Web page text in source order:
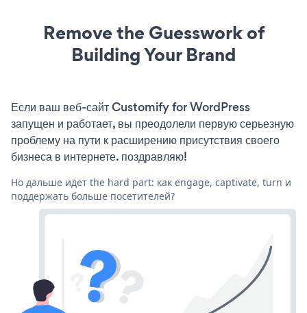
Remove the Guesswork of
Building Your Brand
Если ваш веб-сайт Customify for WordPress
запущен и работает, вы преодолели первую серьезную
проблему на пути к расширению присутствия своего
бизнеса в интернете. поздравляю!
Но дальше идет the hard part: как engage, captivate, turn и
поддержать больше посетителей?